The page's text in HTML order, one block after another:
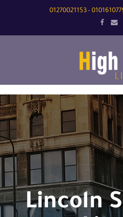
-
01270021153
Lincoln